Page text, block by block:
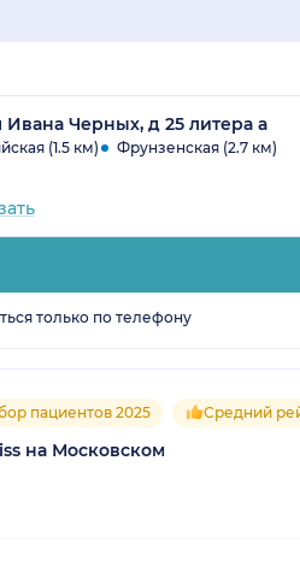
Ивана Черных, д 25 литера а
(1.5 км) Фрунзенская (2.7 км)
только по телефону
пациентов 2025 Средний
на Московском